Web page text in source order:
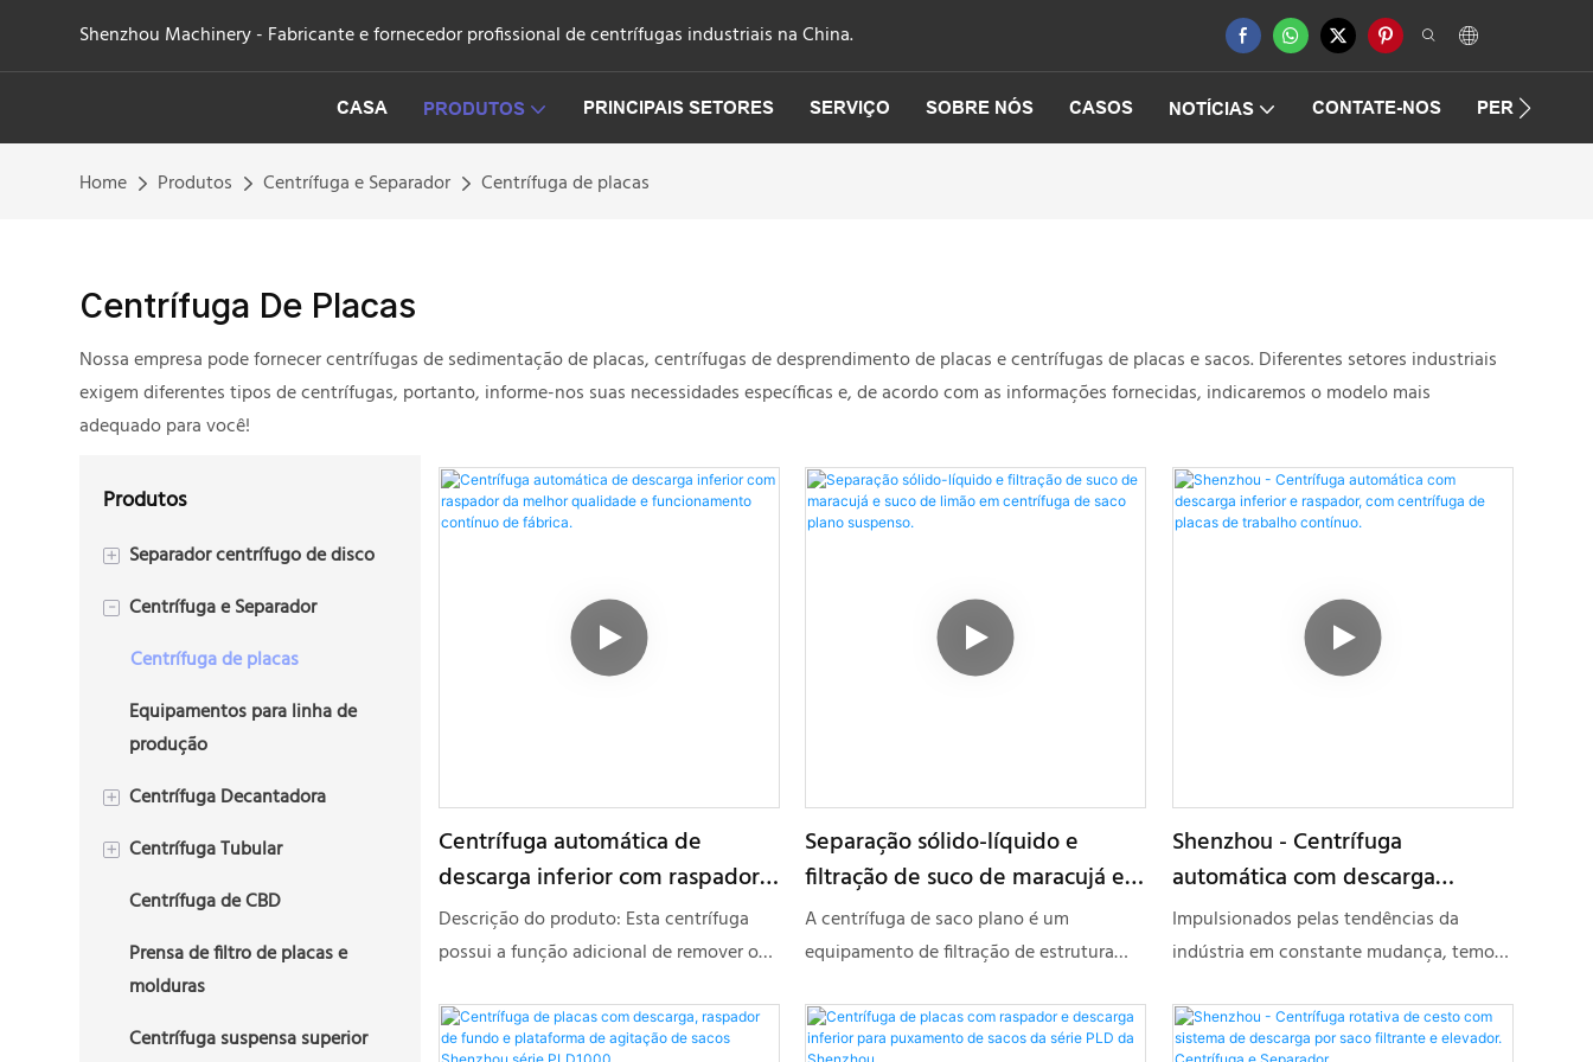
Shenzhou Machinery - Fabricante e fornecedor profissional de centrífugas industriais na China.
CASA PRODUTOS PRINCIPAIS SETORES SERVIÇO SOBRE NÓS CASOS NOTÍCIAS CONTATE-NOS
Home Produtos Centrífuga e Separador Centrífuga de placas
Centrífuga De Placas
Nossa empresa pode fornecer centrífugas de sedimentação de placas, centrífugas de desprendimento de placas e centrífugas de placas e sacos. Diferentes setores industriais
exigem diferentes tipos de centrífugas, portanto, informe-nos suas necessidades específicas e, de acordo com as informações fornecidas, indicaremos o modelo mais
adequado para você!
Produtos
+ Separador centrífugo de disco
Centrífuga de disco de 2 fases
Centrífuga de disco trifásica
- Centrífuga e Separador
Centrífuga de placas
Equipamentos para linha de
produção
+ Centrífuga Decantadora
Centrífuga decantadora
Fases
Lama de Perfuração
+ Centrífuga Tubular
Centrífuga Tubular de 2 Fases
Centrífuga Tubular Trifásica
Centrífuga de CBD
Prensa de filtro de placas e
molduras
Centrífuga suspensa superior
Centrífuga automática de
descarga inferior com raspador
da melhor qualidade e
funcionamento contínuo de
Descrição do produto: Esta centrífuga
possui a função adicional de remover o
tecido filtrante, com uma taxa de
remoção superior a 99%. É altamente
Separação sólido-líquido e
filtração de suco de maracujá e
suco de limão em centrífuga de
saco plano suspenso.
A centrífuga de saco plano é um
equipamento de filtração de estrutura
acionamento, corpo, carcaça, tambor,
saco suspenso, dispositivo de freio,
Shenzhou - Centrífuga
automática com descarga
inferior e raspador, com
centrífuga de placas de trabalho
Impulsionados pelas tendências da
indústria em constante mudança, temos
tecnologias de fabricação. Com essas
propriedades comprovadas, a Centrífuga